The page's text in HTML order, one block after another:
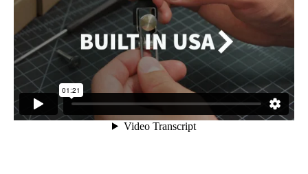
Alles voor de fietsvakantie
Paklijst
Bikepacking
Fiets in vliegtuig vervoeren
Navigatie en USB opladers
Cursussen en lezingen
Webshop